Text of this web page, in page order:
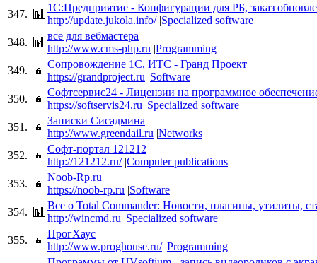
347.
1С:Предприятие - Конфигурации для РБ, заказ
http://update.jukola.info/ |Specialized software
348.
все для вебмастера
http://www.cms-php.ru |Programming
349.
Сопровождение 1С, ИТС - Гранд Проект
https://grandproject.ru |Software
350.
Софтсервис24 - Лицензии на программное
https://softservis24.ru |Specialized software
351.
Записки Сисадмина
http://www.greendail.ru |Networks
352.
Софт-портал 121212
http://121212.ru/ |Computer publications
353.
Noob-Rp.ru
https://noob-rp.ru |Software
354.
Все о Total Commander: Новости, плагины, утилиты,
http://wincmd.ru |Specialized software
355.
ПрогХаус
http://www.proghouse.ru/ |Programming